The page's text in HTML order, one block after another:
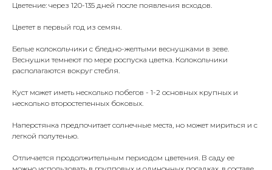
Цветение: через 120-135 дней после появления всходов.
Цветет в первый год из семян.
Белые колокольчики с бледно-желтыми веснушками в зеве.
Веснушки темнеют по мере роспуска цветка. Колокольчики
располагаются вокруг стебля.
Куст может иметь несколько побегов - 1-2 основных крупных и
несколько второстепенных боковых.
Наперстянка предпочитает солнечные места, но может мириться и с
легкой полутенью.
Отличается продолжительным периодом цветения. В саду ее